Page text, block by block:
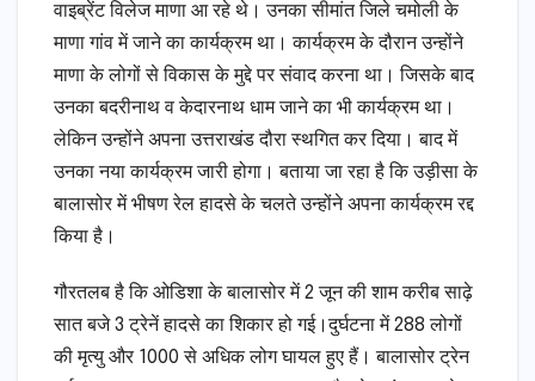
वाइब्रेंट विलेज माणा आ रहे थे। उनका सीमांत जिले चमोली के
माणा गांव में जाने का कार्यक्रम था। कार्यक्रम के दौरान उन्होंने
माणा के लोगों से विकास के मुद्दे पर संवाद करना था। जिसके बाद
उनका बदरीनाथ व केदारनाथ धाम जाने का भी कार्यक्रम था।
लेकिन उन्होंने अपना उत्तराखंड दौरा स्थगित कर दिया। बाद में
उनका नया कार्यक्रम जारी होगा। बताया जा रहा है कि उड़ीसा के
बालासोर में भीषण रेल हादसे के चलते उन्होंने अपना कार्यक्रम रद्द
किया है।
गौरतलब है कि ओडिशा के बालासोर में 2 जून की शाम करीब साढ़े
सात बजे 3 ट्रेनें हादसे का शिकार हो गई।दुर्घटना में 288 लोगों
की मृत्यु और 1000 से अधिक लोग घायल हुए हैं। बालासोर ट्रेन